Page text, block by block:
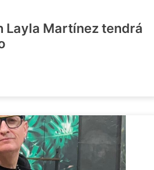
Layla Martínez tendrá